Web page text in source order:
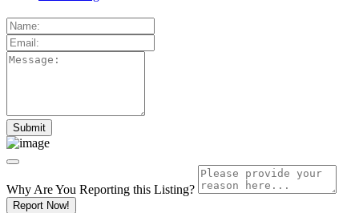
Why Are You Reporting this Listing?
Report Now!